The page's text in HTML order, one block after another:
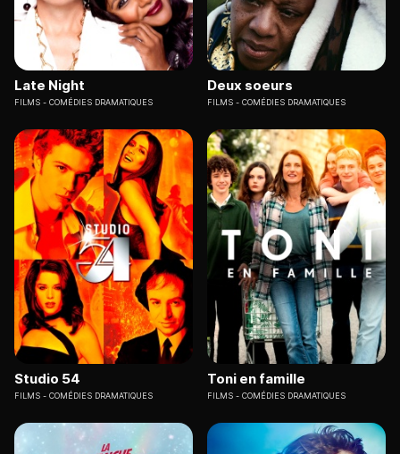
Late Night
FILMS COMÉDIES DRAMATIQUES
Deux soeurs
FILMS COMÉDIES DRAMATIQUES
Studio 54
FILMS COMÉDIES DRAMATIQUES
Toni en famille
FILMS COMÉDIES DRAMATIQUES